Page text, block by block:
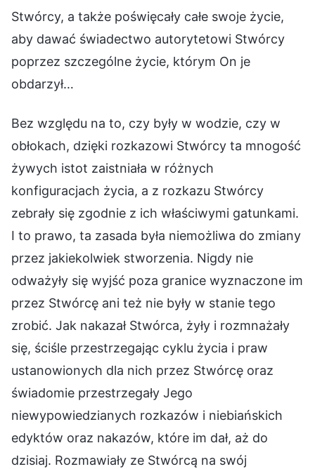
Stwórcy, a także poświęcały całe swoje życie,
aby dawać świadectwo autorytetowi Stwórcy
poprzez szczególne życie, którym On je
obdarzył…
Bez względu na to, czy były w wodzie, czy w
obłokach, dzięki rozkazowi Stwórcy ta mnogość
żywych istot zaistniała w różnych
konfiguracjach życia, a z rozkazu Stwórcy
zebrały się zgodnie z ich właściwymi gatunkami.
I to prawo, ta zasada była niemożliwa do zmiany
przez jakiekolwiek stworzenia. Nigdy nie
odważyły się wyjść poza granice wyznaczone im
przez Stwórcę ani też nie były w stanie tego
zrobić. Jak nakazał Stwórca, żyły i rozmnażały
się, ściśle przestrzegając cyklu życia i praw
ustanowionych dla nich przez Stwórcę oraz
świadomie przestrzegały Jego
niewypowiedzianych rozkazów i niebiańskich
edyktów oraz nakazów, które im dał, aż do
dzisiaj. Rozmawiały ze Stwórcą na swój